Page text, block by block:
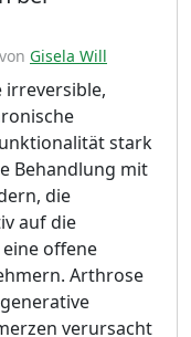
von Gisela Will
irreversible,
stark
Behandlung mit
die
auf die
offene
Arthrose
verursacht